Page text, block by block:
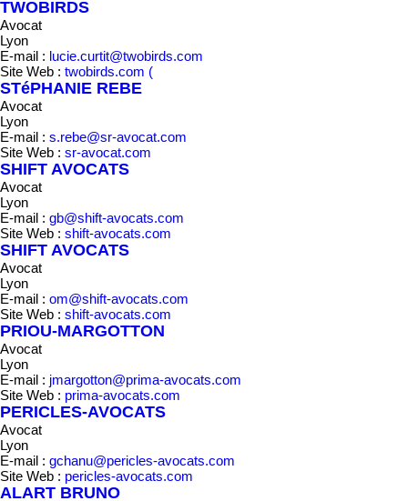
TWOBIRDS
Avocat
Lyon
E-mail : lucie.curtit@twobirds.com
Site Web : twobirds.com (
STéPHANIE REBE
Avocat
Lyon
E-mail : s.rebe@sr-avocat.com
Site Web : sr-avocat.com
SHIFT AVOCATS
Avocat
Lyon
E-mail : gb@shift-avocats.com
Site Web : shift-avocats.com
SHIFT AVOCATS
Avocat
Lyon
E-mail : om@shift-avocats.com
Site Web : shift-avocats.com
PRIOU-MARGOTTON
Avocat
Lyon
E-mail : jmargotton@prima-avocats.com
Site Web : prima-avocats.com
PERICLES-AVOCATS
Avocat
Lyon
E-mail : gchanu@pericles-avocats.com
Site Web : pericles-avocats.com
ALART BRUNO